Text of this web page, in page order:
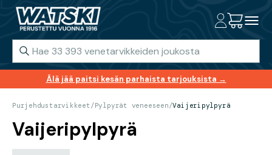
Älä jää paitsi kesän parhaista tarjouksista →
Purjehdustarvikkeet /Pylpyrät veneeseen/Vaijeripylpyrä
Vaijeripylpyrä